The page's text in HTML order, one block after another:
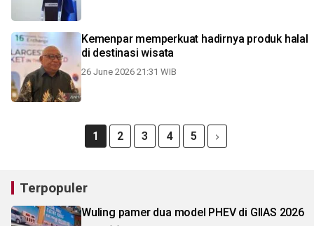
Kemenpar memperkuat hadirnya produk halal
di destinasi wisata
26 June 2026 21:31 WIB
1 2 3 4 5
Terpopuler
Wuling pamer dua model PHEV di GIIAS 2026